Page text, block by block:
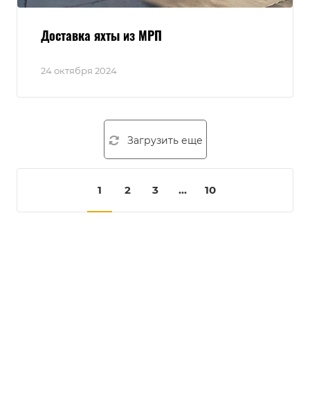
24 октября 2024
Доставка яхты из МРП
Загрузить еще
1 2 3 ... 10